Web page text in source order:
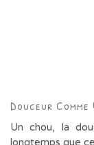
Douceur
Un chou, la
longtemps que